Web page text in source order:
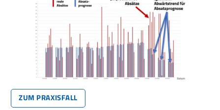
ZUM PRAXISFALL